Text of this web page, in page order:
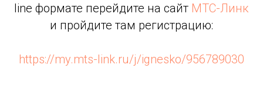
line формате перейдите на сайт МТС-Линк
и пройдите там регистрацию:
https://my.mts-link.ru/j/ignesko/956789030